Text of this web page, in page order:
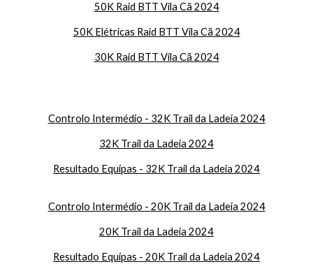
50K Raid BTT Vila Cã 2024
50K Elétricas Raid BTT Vila Cã 2024
30K Raid BTT Vila Cã 2024
Controlo Intermédio - 32K Trail da Ladeia 2024
32K Trail da Ladeia 2024
Resultado Equipas - 32K Trail da Ladeia 2024
Controlo Intermédio - 20K Trail da Ladeia 2024
20K Trail da Ladeia 2024
Resultado Equipas - 20K Trail da Ladeia 2024